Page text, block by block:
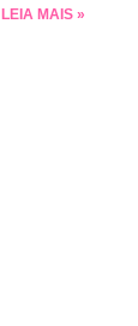
LEIA MAIS »